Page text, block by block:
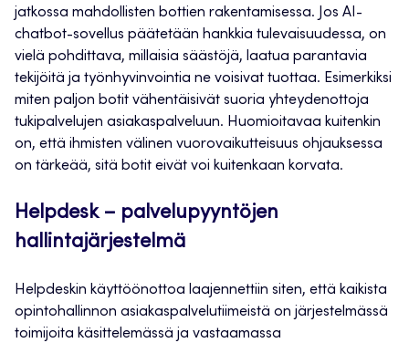
jatkossa mahdollisten bottien rakentamisessa. Jos AI-
chatbot-sovellus päätetään hankkia tulevaisuudessa, on
vielä pohdittava, millaisia säästöjä, laatua parantavia
tekijöitä ja työnhyvinvointia ne voisivat tuottaa. Esimerkiksi
miten paljon botit vähentäisivät suoria yhteydenottoja
tukipalvelujen asiakaspalveluun. Huomioitavaa kuitenkin
on, että ihmisten välinen vuorovaikutteisuus ohjauksessa
on tärkeää, sitä botit eivät voi kuitenkaan korvata.
Helpdesk – palvelupyyntöjen
hallintajärjestelmä
Helpdeskin käyttöönottoa laajennettiin siten, että kaikista
opintohallinnon asiakaspalvelutiimeistä on järjestelmässä
toimijoita käsittelemässä ja vastaamassa